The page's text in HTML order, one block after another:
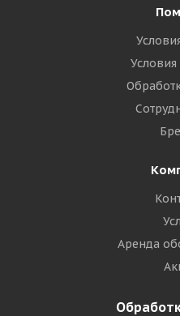
Условия
Аренда